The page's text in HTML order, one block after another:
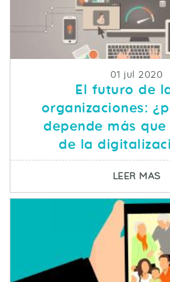
Fecha de
01 jul 2020
El futuro de
organizaciones:
depende más que
de la
LEER MAS